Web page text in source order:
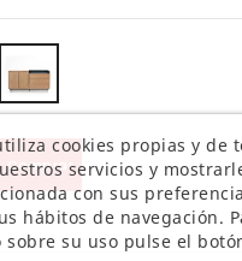
Comprar
cookies propias y de
servicios y
con sus
hábitos de navegación.
su uso pulse el